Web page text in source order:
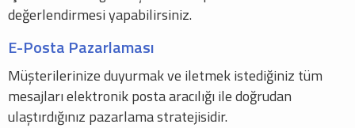
değerlendirmesi yapabilirsiniz.
E-Posta Pazarlaması
Müşterilerinize duyurmak ve iletmek istediğiniz tüm
mesajları elektronik posta aracılığı ile doğrudan
ulaştırdığınız pazarlama stratejisidir.